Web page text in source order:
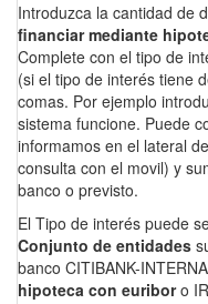
Introduzca la cantidad de
financiar mediante
Complete con el tipo de
(si el tipo de interés tiene
comas. Por ejemplo
sistema funcione. Puede
informamos en el lateral
consulta con el movil) y
banco o previsto.
El Tipo de interés puede
Conjunto de entidades
banco CITIBANK-
hipoteca con euriboro